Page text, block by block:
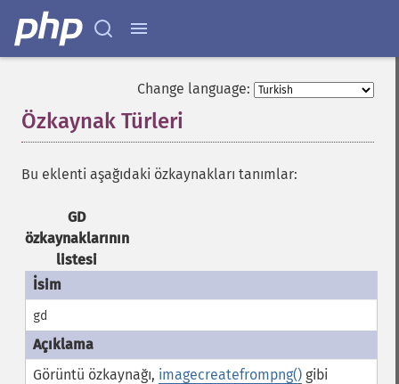
Change language:
Özkaynak Türleri
Bu eklenti aşağıdaki özkaynakları tanımlar:
GD
özkaynaklarının
listesi
gd
Görüntü özkaynağı, imagecreatefrompng()gibi